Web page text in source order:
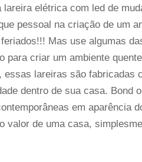
elétrica com led de
pessoal na criação de um
Mas use algumas
criar um ambiente
lareiras são fabricadas
dentro de sua casa. Bond
em aparência
valor de uma casa,